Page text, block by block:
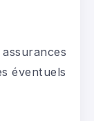
éventuels